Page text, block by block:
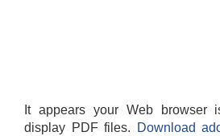
It appears your Web browser
display PDF files.
Download